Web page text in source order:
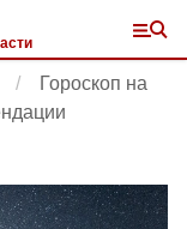
Гороскоп на